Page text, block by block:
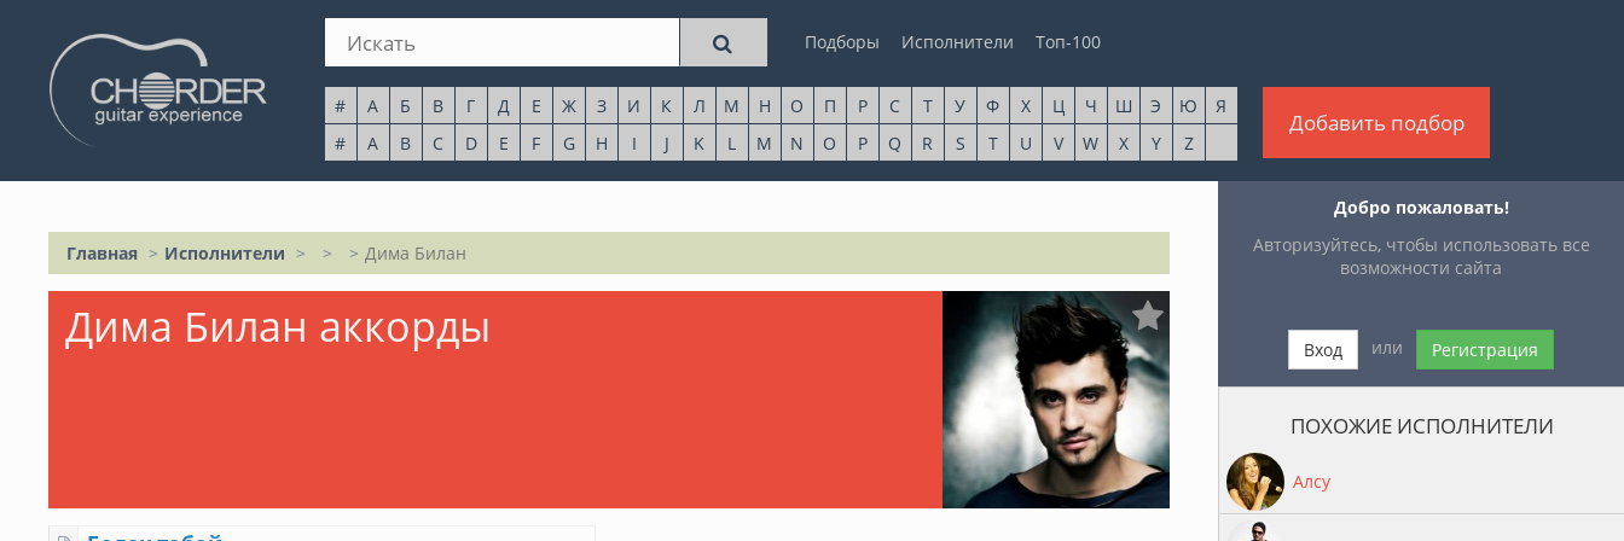
Подборы Исполнители Топ-100
# А Б В Г Д Е Ж З И К Л М Н О П Р С Т У Ф Х Ц Ч Ш Э Ю
Я
#
A B C D E F G H I J K L M N O P Q R S T U V W X Y Z
Добавить подбор
Главная Исполнители Дима Билан
Дима Билан аккорды
Добро пожаловать!
Авторизуйтесь, чтобы использовать все
возможности сайта
Вход или Регистрация
ПОХОЖИЕ ИСПОЛНИТЕЛИ
Алсу